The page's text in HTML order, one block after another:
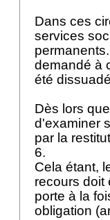
Dans ces
services
demandé à
été
Dès lors
d'examiner
par la
6.
Cela étant,
recours doit
porte à la
obligation